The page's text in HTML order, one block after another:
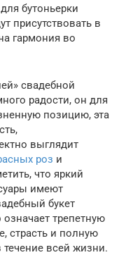
бутоньерки
присутствовать в
гармония во
свадебной
радости, он для
позицию, эта
выглядит
роз и
что яркий
имеют
букет
трепетную
страсть и полную
течение всей жизни.